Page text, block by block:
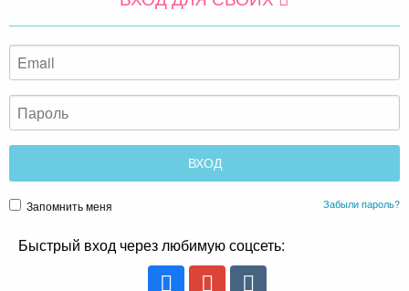
Запомнить меня Забыли пароль?
Быстрый вход через любимую соцсеть: